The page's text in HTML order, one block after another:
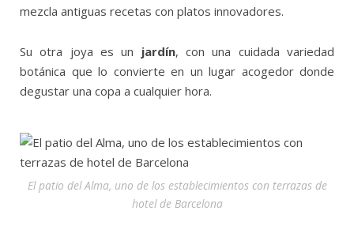
mezcla antiguas recetas con platos innovadores.
Su otra joya es un jardín, con una cuidada variedad
botánica que lo convierte en un lugar acogedor donde
degustar una copa a cualquier hora.
El patio del Alma, uno de los establecimientos con terrazas de
hotel de Barcelona